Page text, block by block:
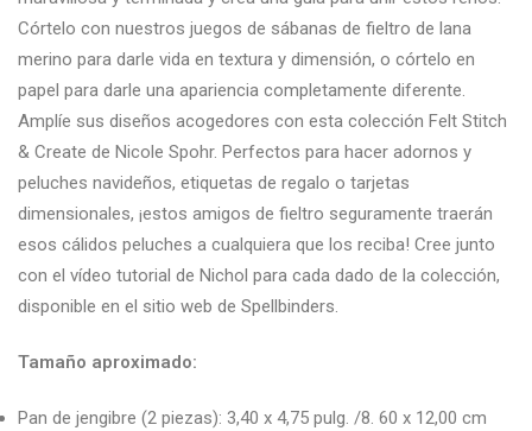
Córtelo con nuestros juegos de sábanas de fieltro de lana
merino para darle vida en textura y dimensión, o córtelo en
papel para darle una apariencia completamente diferente.
Amplíe sus diseños acogedores con esta colección Felt Stitch
& Create de Nicole Spohr. Perfectos para hacer adornos y
peluches navideños, etiquetas de regalo o tarjetas
dimensionales, ¡estos amigos de fieltro seguramente traerán
esos cálidos peluches a cualquiera que los reciba! Cree junto
con el vídeo tutorial de Nichol para cada dado de la colección,
disponible en el sitio web de Spellbinders.
Tamaño aproximado:
Pan de jengibre (2 piezas): 3,40 x 4,75 pulg. /8. 60 x 12,00 cm